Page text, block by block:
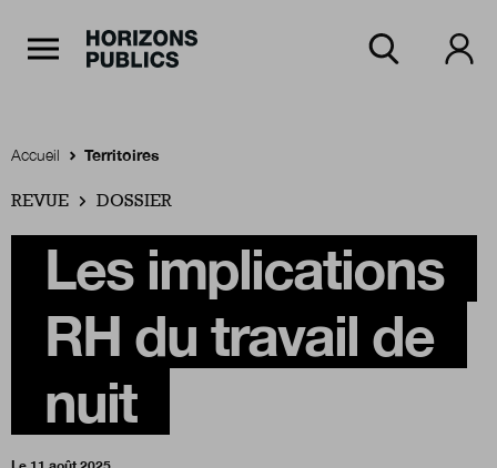
Accueil
Rubriques
Thèmes
Accueil Territoires
REVUE DOSSIER
Les implications
RH du travail de
nuit